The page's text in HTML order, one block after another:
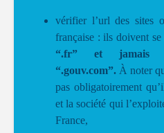
vérifier l’url des sites
française : ils doivent
“.fr” et jamais
“.gouv.com”. À noter
pas obligatoirement
et la société qui
France,